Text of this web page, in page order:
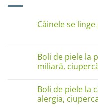
Câinele se
Câinele
se
linge
Cauze
și
soluții
Boli de piele la
miliară,
comentariu
la
Boli
de
Boli de piele la
alergia,